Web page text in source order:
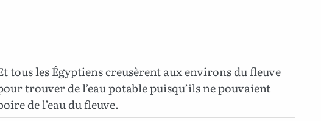
tous les Égyptiens creusèrent aux environs du fleuve
trouver de l’eau potable puisqu’ils ne pouvaient
de l’eau du fleuve.